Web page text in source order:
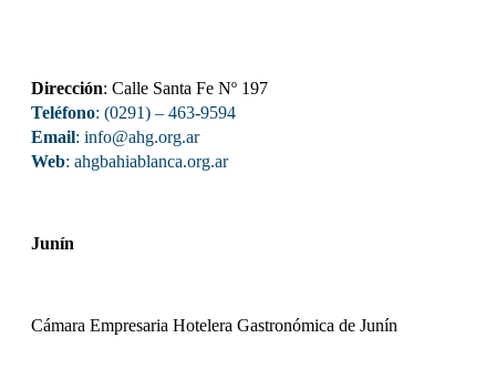
Dirección: Calle Santa Fe Nº 197
Teléfono: (0291) – 463-9594
Email: info@ahg.org.ar
Web: ahgbahiablanca.org.ar
Junín
Cámara Empresaria Hotelera Gastronómica de Junín